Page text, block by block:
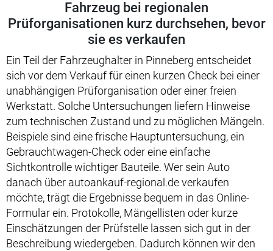
Fahrzeug bei regionalen
Prüforganisationen kurz durchsehen, bevor
sie es verkaufen
Ein Teil der Fahrzeughalter in Pinneberg entscheidet
sich vor dem Verkauf für einen kurzen Check bei einer
unabhängigen Prüforganisation oder einer freien
Werkstatt. Solche Untersuchungen liefern Hinweise
zum technischen Zustand und zu möglichen Mängeln.
Beispiele sind eine frische Hauptuntersuchung, ein
Gebrauchtwagen-Check oder eine einfache
Sichtkontrolle wichtiger Bauteile. Wer sein Auto
danach über autoankauf-regional.de verkaufen
möchte, trägt die Ergebnisse bequem in das Online-
Formular ein. Protokolle, Mängellisten oder kurze
Einschätzungen der Prüfstelle lassen sich gut in der
Beschreibung wiedergeben. Dadurch können wir den